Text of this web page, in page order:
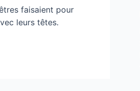
faisaient pour
leurs têtes.